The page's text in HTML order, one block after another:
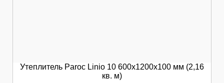
Утеплитель Paroc Linio 10 600х1200х100 мм (2,16
кв. м)